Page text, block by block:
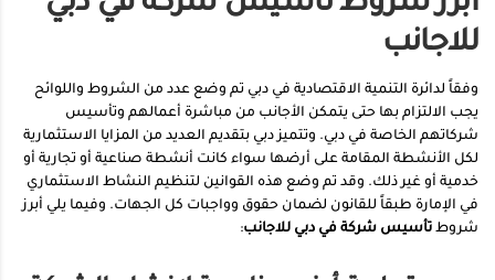
للاجانب
وفقاً لدائرة التنمية الاقتصادية في دبي تم وضع عدد من الشروط واللوائح
يجب الالتزام بها حتى يتمكن الأجانب من مباشرة أعمالهم وتأسيس
شركاتهم الخاصة في دبي. وتتميز دبي بتقديم العديد من المزايا الاستثمارية
لكل الأنشطة المقامة على أرضها سواء كانت أنشطة صناعية أو تجارية أو
خدمية أو غير ذلك. وقد تم وضع هذه القوانين لتنظيم النشاط الاستثماري
في الإمارة طبقاً للقانون لضمان حقوق وواجبات كل الجهات. وفيما يلي أبرز
شروط تأسيس شركة في دبي للاجانب: